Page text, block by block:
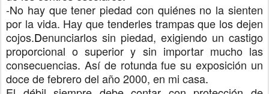
-No hay que tener piedad con quiénes no la sienten
por la vida. Hay que tenderles trampas que los dejen
cojos.Denunciarlos sin piedad, exigiendo un castigo
proporcional o superior y sin importar mucho las
consecuencias. Así de rotunda fue su exposición un
doce de febrero del año 2000, en mi casa.